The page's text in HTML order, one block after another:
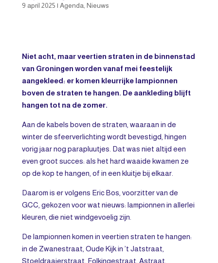
9 april 2025 | Agenda Nieuws
Niet acht, maar veertien straten in de binnenstad
van Groningen worden vanaf mei feestelijk
aangekleed: er komen kleurrijke lampionnen
boven de straten te hangen. De aankleding blijft
hangen tot na de zomer.
Aan de kabels boven de straten, waaraan in de
winter de sfeerverlichting wordt bevestigd, hingen
vorig jaar nog parapluutjes. Dat was niet altijd een
even groot succes: als het hard waaide kwamen ze
op de kop te hangen, of in een kluitje bij elkaar.
Daarom is er volgens Eric Bos, voorzitter van de
GCC, gekozen voor wat nieuws: lampionnen in allerlei
kleuren, die niet windgevoelig zijn.
De lampionnen komen in veertien straten te hangen:
in de Zwanestraat, Oude Kijk in ’t Jatstraat,
Stoeldraaierstraat, Folkingestraat, Astraat,